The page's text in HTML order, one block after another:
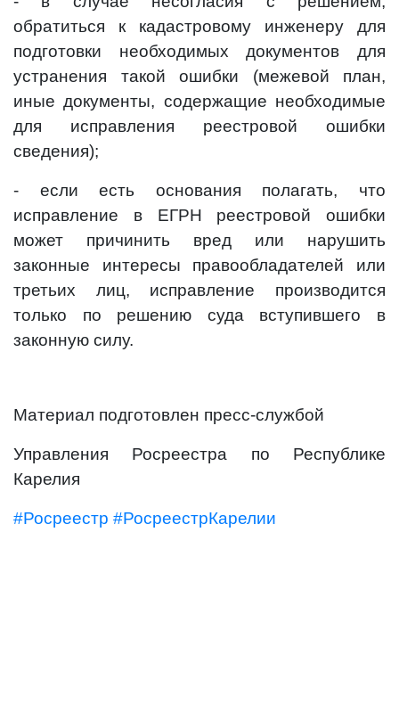
обратиться к кадастровому инженеру для
подготовки необходимых документов для
устранения такой ошибки (межевой план,
иные документы, содержащие необходимые
для исправления реестровой ошибки
сведения);
- если есть основания полагать, что
исправление в ЕГРН реестровой ошибки
может причинить вред или нарушить
законные интересы правообладателей или
третьих лиц, исправление производится
только по решению суда вступившего в
законную силу.
Материал подготовлен пресс-службой
Управления Росреестра по Республике
Карелия
#Росреестр #РосреестрКарелии